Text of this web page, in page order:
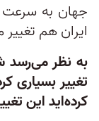
جهان به سرعت
ایران هم
به نظر می‌رسد
تغییر بسیاری
کرده‌اید این